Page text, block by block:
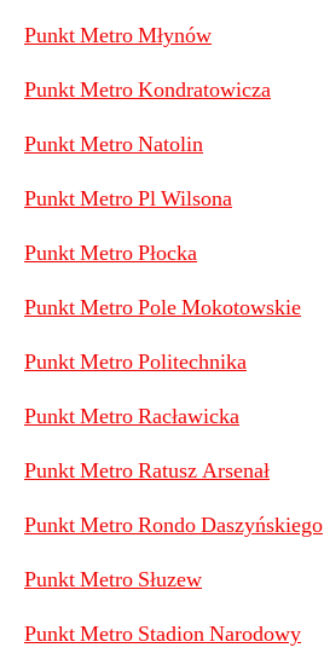
Punkt Metro Młynów
Punkt Metro Kondratowicza
Punkt Metro Natolin
Punkt Metro Pl Wilsona
Punkt Metro Płocka
Punkt Metro Pole Mokotowskie
Punkt Metro Politechnika
Punkt Metro Racławicka
Punkt Metro Ratusz Arsenał
Punkt Metro Rondo Daszyńskiego
Punkt Metro Słuzew
Punkt Metro Stadion Narodowy